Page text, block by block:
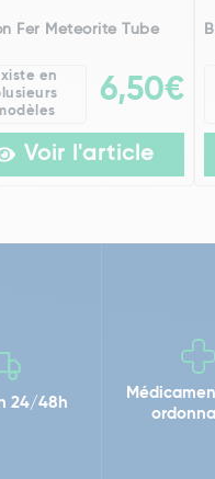
Fer Meteorite Tube
en
6,50€
Voir l'article
24/48h